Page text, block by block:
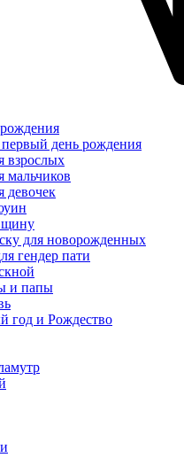
день рождения
взрослых
мальчиков
девочек
для новорожденных
гендер пати
и папы
год и Рождество